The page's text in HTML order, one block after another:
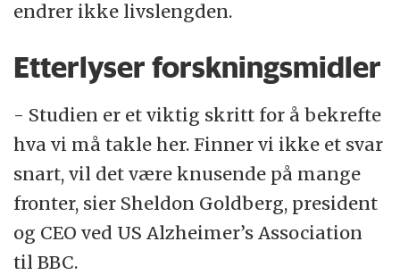
endrer ikke livslengden.
Etterlyser forskningsmidler
- Studien er et viktig skritt for å bekrefte
hva vi må takle her. Finner vi ikke et svar
snart, vil det være knusende på mange
fronter, sier Sheldon Goldberg, president
og CEO ved US Alzheimer’s Association
til BBC.